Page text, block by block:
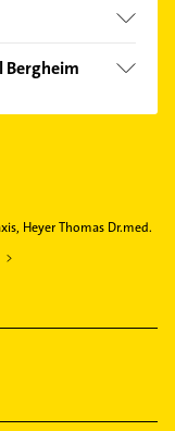
Bergheim
Heyer Thomas Dr.med.